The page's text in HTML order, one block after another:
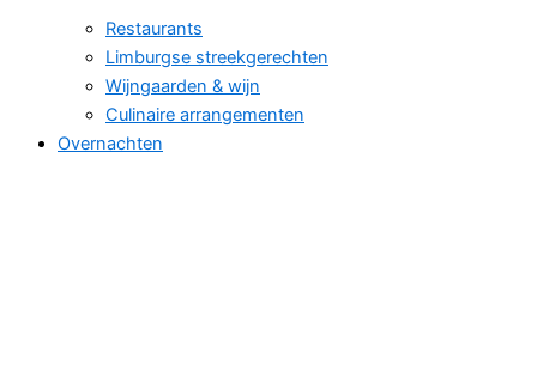
Restaurants
Limburgse streekgerechten
Wijngaarden & wijn
Culinaire arrangementen
Overnachten